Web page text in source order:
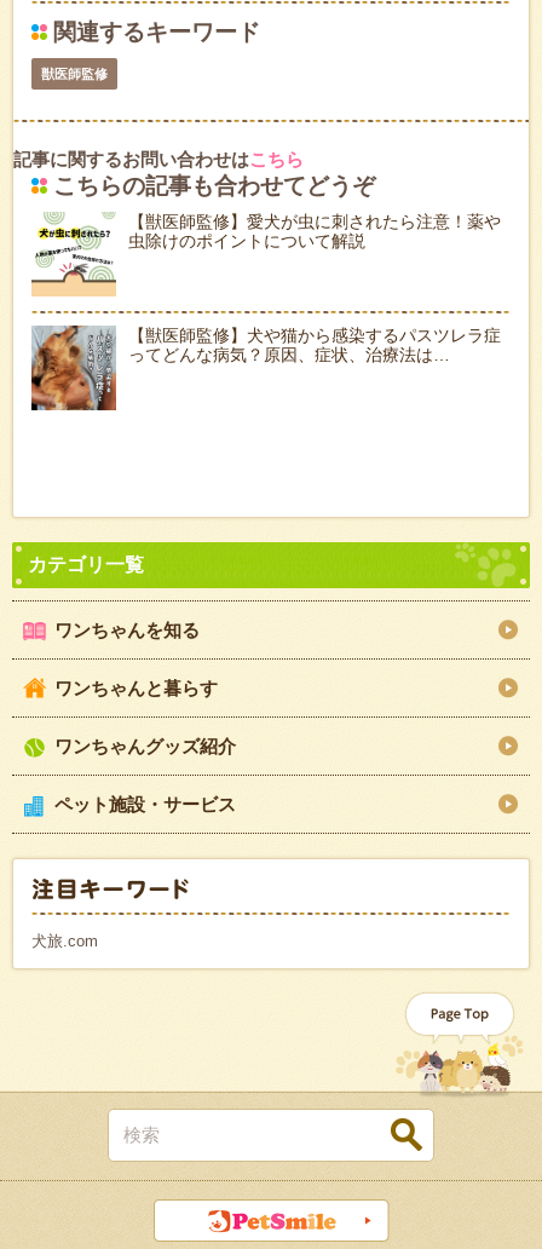
関連するキーワード
獣医師監修
記事に関するお問い合わせはこちら
こちらの記事も合わせてどうぞ
【獣医師監修】愛犬が虫に刺されたら注意！薬や
虫除けのポイントについて解説
【獣医師監修】犬や猫から感染するパスツレラ症
ってどんな病気？原因、症状、治療法は…
ワンちゃんを知る
ワンちゃんと暮らす
ワンちゃんグッズ紹介
ペット施設・サービス
犬旅.com